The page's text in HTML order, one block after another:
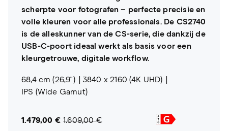
scherpte voor fotografen – perfecte precisie en
volle kleuren voor alle professionals. De CS2740
is de alleskunner van de CS-serie, die dankzij de
USB-C-poort ideaal werkt als basis voor een
kleurgetrouwe, digitale workflow.
68,4 cm (26,9")
3840 x 2160 (4K UHD)
IPS (Wide Gamut)
1.479,00 € 1.609,00 €